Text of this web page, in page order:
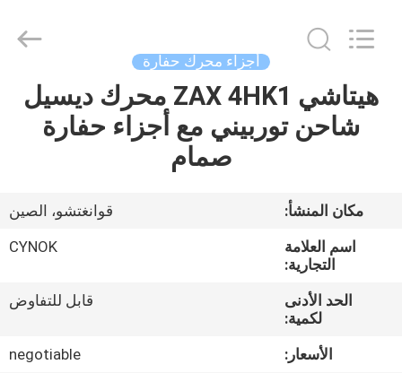
منزل،
معلومات
Reserved.
أجزاء محرك حفارة
هيتاشي ZAX 4HK1 محرك ديسيل
شاحن توربيني مع أجزاء حفارة
صمام
مكان المنشأ:
قوانغتشو، الصين
اسم العلامة
التجارية:
CYNOK
الحد الأدنى
لكمية:
قابل للتفاوض
الأسعار:
negotiable